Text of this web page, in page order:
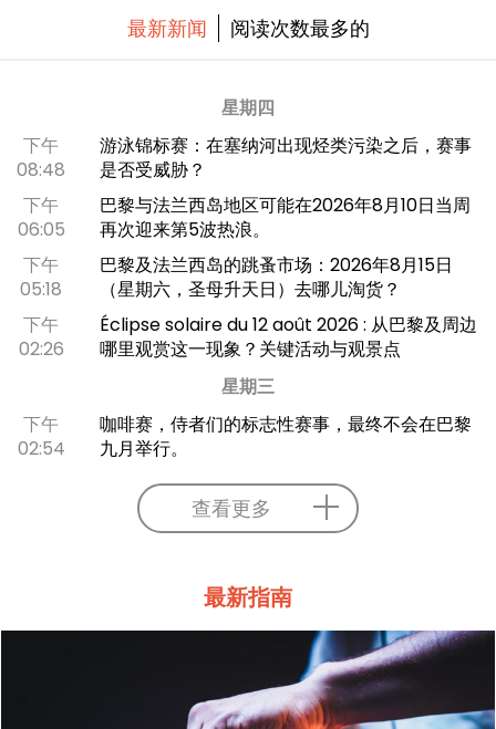
最新新闻 阅读次数最多的
星期四
下午
08:48
游泳锦标赛：在塞纳河出现烃类污染之后，赛事
是否受威胁？
下午
06:05
巴黎与法兰西岛地区可能在2026年8月10日当周
再次迎来第5波热浪。
下午
05:18
巴黎及法兰西岛的跳蚤市场：2026年8月15日
（星期六，圣母升天日）去哪儿淘货？
下午
02:26
Éclipse solaire du 12 août 2026 : 从巴黎及周边
哪里观赏这一现象？关键活动与观景点
星期三
下午
02:54
咖啡赛，侍者们的标志性赛事，最终不会在巴黎
九月举行。
查看更多
最新指南